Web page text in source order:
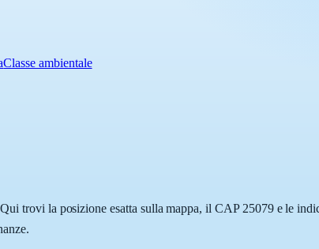
Classe ambientale
trovi la posizione esatta sulla mappa, il CAP 25079 e le